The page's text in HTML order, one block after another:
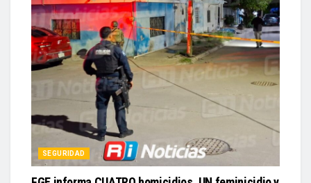
SEGURIDAD